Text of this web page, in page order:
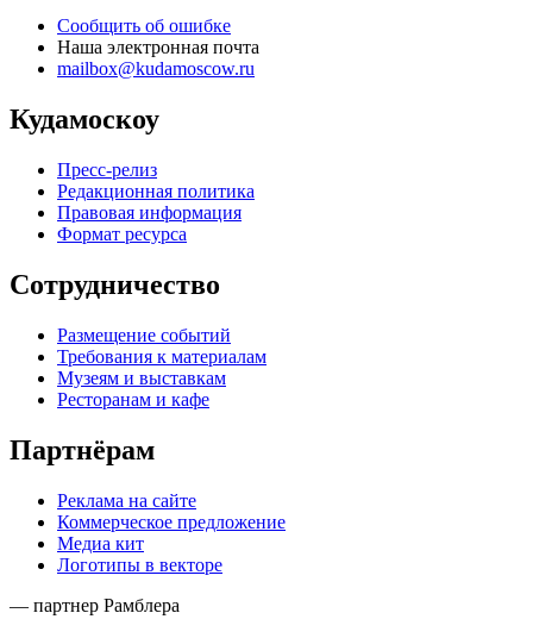
Сообщить об ошибке
Наша электронная почта
mailbox@kudamoscow.ru
Кудамоскоу
Пресс-релиз
Редакционная политика
Правовая информация
Формат ресурса
Сотрудничество
Размещение событий
Требования к материалам
Музеям и выставкам
Ресторанам и кафе
Партнёрам
Реклама на сайте
Коммерческое предложение
Медиа кит
Логотипы в векторе
— партнер Рамблера